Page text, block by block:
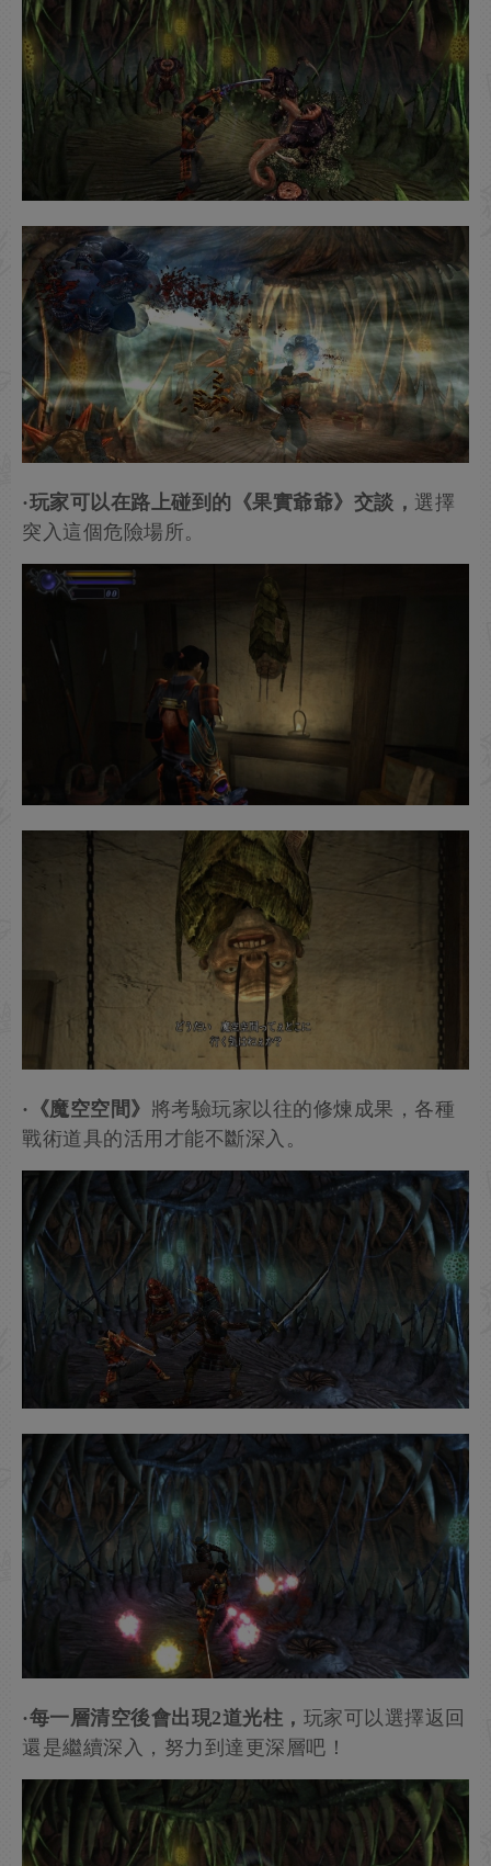
·玩家可以在路上碰到的《果實爺爺》交談， 選擇
突入這個危險場所。
·《魔空空間》 將考驗玩家以往的修煉成果，各種
戰術道具的活用才能不斷深入。
·每一層清空後會出現2道光柱， 玩家可以選擇返回
還是繼續深入，努力到達更深層吧！